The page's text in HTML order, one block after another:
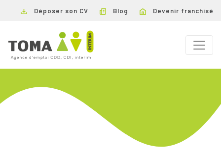
Déposer son CV Blog Devenir franchisé